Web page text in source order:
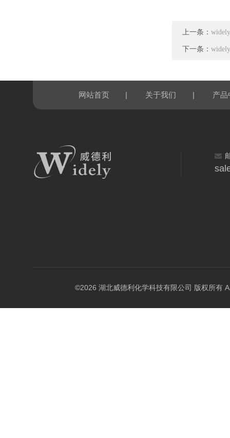
上一条：
下一条：
网站首页 | 关于我们 | 产品
©2026 湖北威德利化学科技有限公司 版权所有